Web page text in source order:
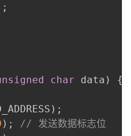
;
char data )
{
) ;
) ;
// 发送数据标志位